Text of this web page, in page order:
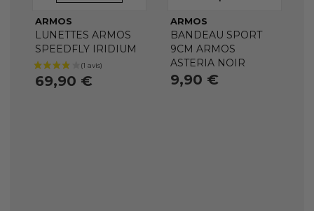
ARMOS
LUNETTES ARMOS
SPEEDFLY IRIDIUM
69,90 €
ARMOS
BANDEAU SPORT
9CM ARMOS
ASTERIA NOIR
9,90 €